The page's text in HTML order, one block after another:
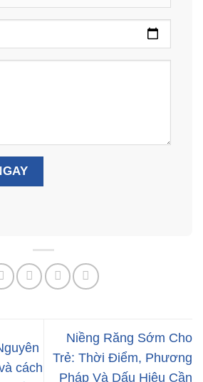
cách
Niềng Răng Sớm Cho
Trẻ: Thời Điểm, Phương
Pháp Và Dấu Hiệu Cần